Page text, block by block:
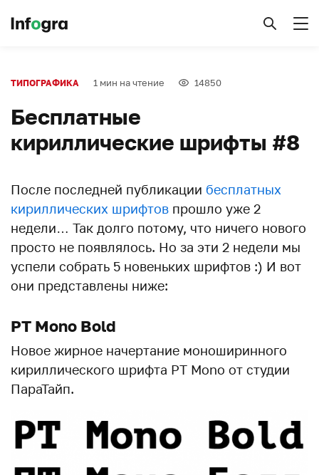
ТИПОГРАФИКА 1 мин на чтение 14850
Бесплатные
кириллические шрифты #8
После последней публикации бесплатных
кириллических шрифтов прошло уже 2
недели… Так долго потому, что ничего нового
просто не появлялось. Но за эти 2 недели мы
успели собрать 5 новеньких шрифтов :) И вот
они представлены ниже:
PT Mono Bold
Новое жирное начертание моноширинного
кириллического шрифта PT Mono от студии
ПараТайп.